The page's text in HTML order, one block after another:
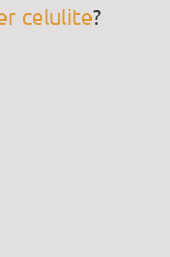
celulite?